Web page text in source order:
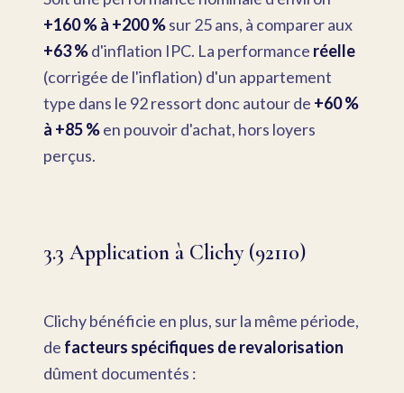
+160 % à +200 %sur 25 ans, à comparer aux
+63 %d'inflation IPC. La performance réelle
(corrigée de l'inflation) d'un appartement
type dans le 92 ressort donc autour de +60 %
à +85 %en pouvoir d'achat, hors loyers
perçus.
3.3 Application à Clichy (92110)
Clichy bénéficie en plus, sur la même période,
de facteurs spécifiques de revalorisation
dûment documentés :